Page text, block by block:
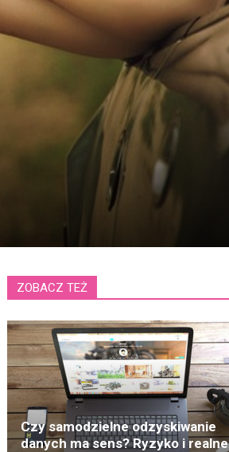
ZOBACZ TEŻ
Czy samodzielne odzyskiwanie
danych ma sens? Ryzyko i realne